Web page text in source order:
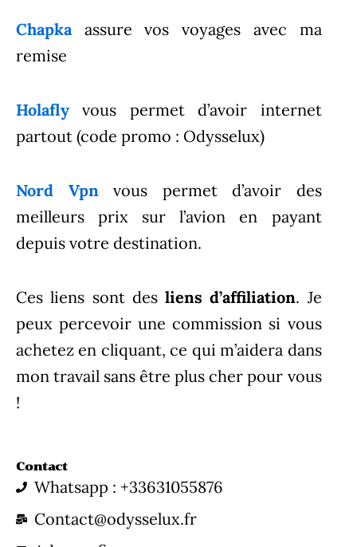
Chapkaassure vos voyages avec ma
remise
Holafly vous permet d’avoir internet
partout (code promo : Odysselux)
Nord Vpnvous permet d’avoir des
meilleurs prix sur l’avion en payant
depuis votre destination.
Ces liens sont desliens d’affiliation. Je
peux percevoir une commission si vous
achetez en cliquant, ce qui m’aidera dans
mon travail sans être plus cher pour vous
!
Contact
Whatsapp : +33631055876
Contact@odysselux.fr